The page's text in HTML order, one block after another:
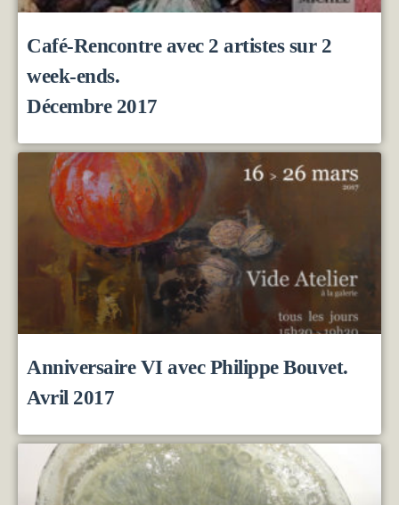
Café-Rencontre avec 2 artistes sur 2
week-ends.
Décembre 2017
Anniversaire VI avec Philippe Bouvet.
Avril 2017